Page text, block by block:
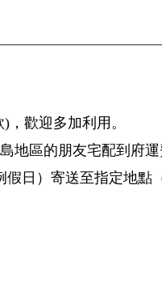
歡迎多加利用。
地區的朋友宅配到府運
日）寄送至指定地點